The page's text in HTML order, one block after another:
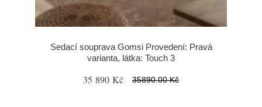
Sedací souprava Gomsi Provedení: Pravá
varianta, látka: Touch 3
35 890 Kč 35890.00 Kč